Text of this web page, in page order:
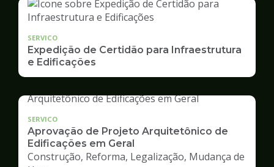
SERVICO
Expedição de Certidão para Infraestrutura
e Edificações
SERVICO
Aprovação de Projeto Arquitetônico de
Edificações em Geral
Construção, Reforma, Legalização, Mudança de